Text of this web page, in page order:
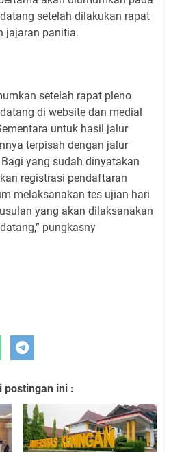
setelah dilakukan rapat
jajaran panitia.
setelah rapat pleno
di website dan medial
untuk hasil jalur
terpisah dengan jalur
yang sudah dinyatakan
registrasi pendaftaran
melaksanakan tes ujian hari
yang akan dilaksanakan
pungkasny
postingan ini :